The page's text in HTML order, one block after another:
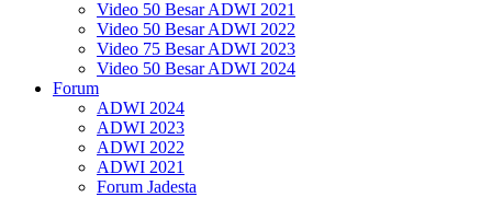
Video 50 Besar ADWI 2021
Video 50 Besar ADWI 2022
Video 75 Besar ADWI 2023
Video 50 Besar ADWI 2024
Forum
ADWI 2024
ADWI 2023
ADWI 2022
ADWI 2021
Forum Jadesta